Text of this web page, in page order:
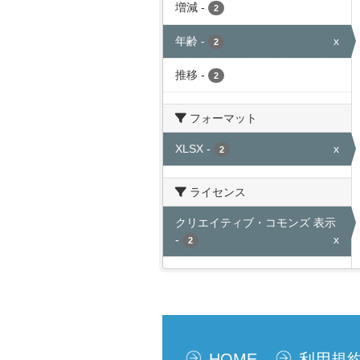
増減 - 2
年齢 - 2 x
推移 - 2
フォーマット
XLSX - 2 x
ライセンス
クリエイティブ・コモンズ 表示
-
2 x